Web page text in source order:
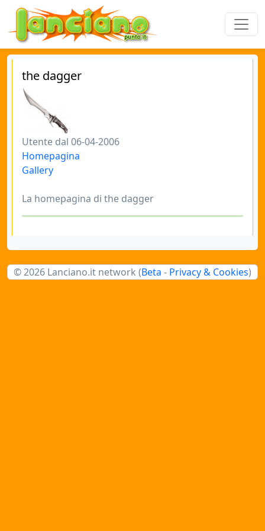
the dagger
Utente dal 06-04-2006
Homepagina
Gallery
La homepagina di the dagger
© 2026 Lanciano.it network (Beta - Privacy & Cookies)